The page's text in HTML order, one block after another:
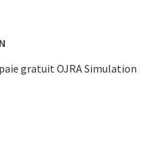
gratuit OJRA Simulation